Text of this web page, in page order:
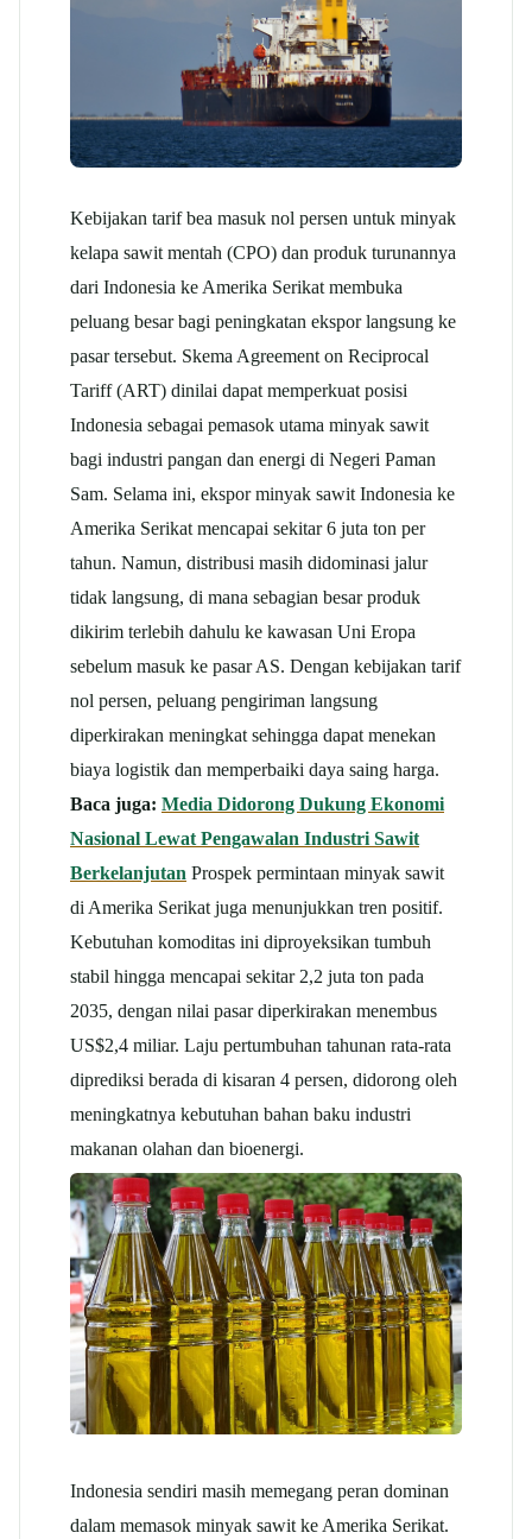
Kebijakan tarif bea masuk nol persen untuk minyak
kelapa sawit mentah (CPO) dan produk turunannya
dari Indonesia ke Amerika Serikat membuka
peluang besar bagi peningkatan ekspor langsung ke
pasar tersebut. Skema Agreement on Reciprocal
Tariff (ART) dinilai dapat memperkuat posisi
Indonesia sebagai pemasok utama minyak sawit
bagi industri pangan dan energi di Negeri Paman
Sam. Selama ini, ekspor minyak sawit Indonesia ke
Amerika Serikat mencapai sekitar 6 juta ton per
tahun. Namun, distribusi masih didominasi jalur
tidak langsung, di mana sebagian besar produk
dikirim terlebih dahulu ke kawasan Uni Eropa
sebelum masuk ke pasar AS. Dengan kebijakan tarif
nol persen, peluang pengiriman langsung
diperkirakan meningkat sehingga dapat menekan
biaya logistik dan memperbaiki daya saing harga.
Baca juga: Media Didorong Dukung Ekonomi
Nasional Lewat Pengawalan Industri Sawit
Berkelanjutan Prospek permintaan minyak sawit
di Amerika Serikat juga menunjukkan tren positif.
Kebutuhan komoditas ini diproyeksikan tumbuh
stabil hingga mencapai sekitar 2,2 juta ton pada
2035, dengan nilai pasar diperkirakan menembus
US$2,4 miliar. Laju pertumbuhan tahunan rata-rata
diprediksi berada di kisaran 4 persen, didorong oleh
meningkatnya kebutuhan bahan baku industri
makanan olahan dan bioenergi.
Indonesia sendiri masih memegang peran dominan
dalam memasok minyak sawit ke Amerika Serikat.